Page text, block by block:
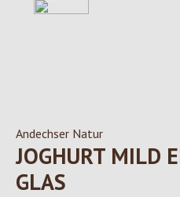
Andechser Natur
JOGHURT MILD
GLAS